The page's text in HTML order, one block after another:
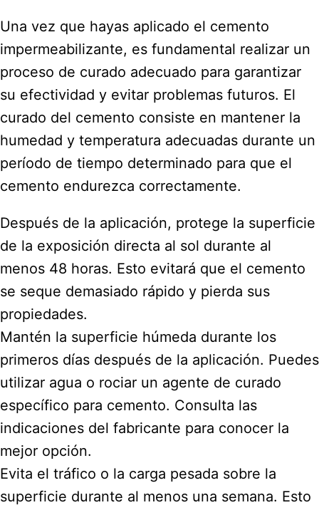
Una vez que hayas aplicado el cemento
impermeabilizante, es fundamental realizar un
proceso de curado adecuado para garantizar
su efectividad y evitar problemas futuros. El
curado del cemento consiste en mantener la
humedad y temperatura adecuadas durante un
período de tiempo determinado para que el
cemento endurezca correctamente.
Después de la aplicación, protege la superficie
de la exposición directa al sol durante al
menos 48 horas. Esto evitará que el cemento
se seque demasiado rápido y pierda sus
propiedades.
Mantén la superficie húmeda durante los
primeros días después de la aplicación. Puedes
utilizar agua o rociar un agente de curado
específico para cemento. Consulta las
indicaciones del fabricante para conocer la
mejor opción.
Evita el tráfico o la carga pesada sobre la
superficie durante al menos una semana. Esto